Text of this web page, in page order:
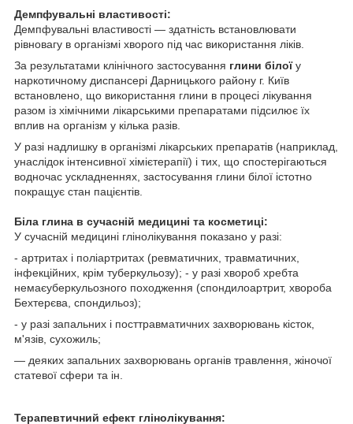
Демпфувальні властивості:
Демпфувальні властивості — здатність встановлювати
рівновагу в організмі хворого під час використання ліків.
За результатами клінічного застосування глини білоїу
наркотичному диспансері Дарницького району г. Київ
встановлено, що використання глини в процесі лікування
разом із хімічними лікарськими препаратами підсилює їх
вплив на організм у кілька разів.
У разі надлишку в організмі лікарських препаратів (наприклад,
унаслідок інтенсивної хімієтерапії) і тих, що спостерігаються
водночас ускладненнях, застосування глини білої істотно
покращує стан пацієнтів.
Біла глина в сучасній медицині та косметиці:
У сучасній медицині глінолікування показано у разі:
- артритах і поліартритах (ревматичних, травматичних,
інфекційних, крім туберкульозу); - у разі хвороб хребта
немаєуберкульозного походження (спондилоартрит, хвороба
Бехтерєва, спондильоз);
- у разі запальних і посттравматичних захворювань кісток,
м'язів, сухожиль;
— деяких запальних захворювань органів травлення, жіночої
статевої сфери та ін.
Терапевтичний ефект глінолікування: